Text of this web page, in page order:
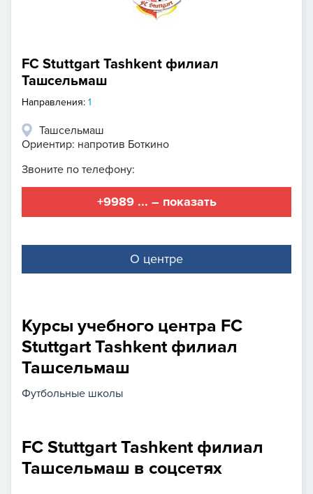
FC Stuttgart Tashkent филиал
Ташсельмаш
Направления: 1
Ташсельмаш
Ориентир: напротив Боткино
Звоните по телефону:
+9989 ... – показать
О центре
Курсы учебного центра FC
Stuttgart Tashkent филиал
Ташсельмаш
Футбольные школы
FC Stuttgart Tashkent филиал
Ташсельмаш в соцсетях